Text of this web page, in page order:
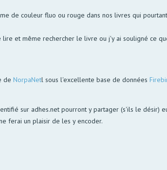
de couleur fluo ou rouge dans nos livres qui
et même rechercher le livre ou j'y ai souligné ce
deNorpaNetl sous l'excellente base de données
sur adhes.net pourront y partager (s'ils le désir)
ferai un plaisir de les y encoder.